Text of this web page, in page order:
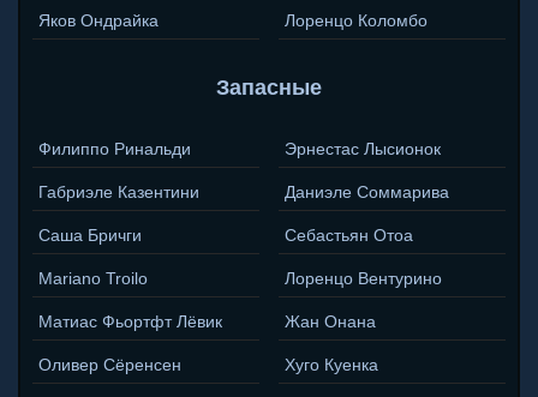
Яков Ондрайка Лоренцо Коломбо
Запасные
Филиппо Ринальди
Габриэле Казентини
Саша Бричги
Mariano Troilo
Матиас Фьортфт Лёвик
Оливер Сёренсен
Эрнестас Лысионок
Даниэле Соммарива
Себастьян Отоа
Лоренцо Вентурино
Жан Онана
Хуго Куенка